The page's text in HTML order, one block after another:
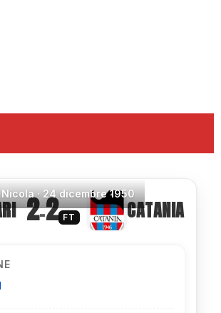
·24 dicembre 1950
2–2 FT CATANIA